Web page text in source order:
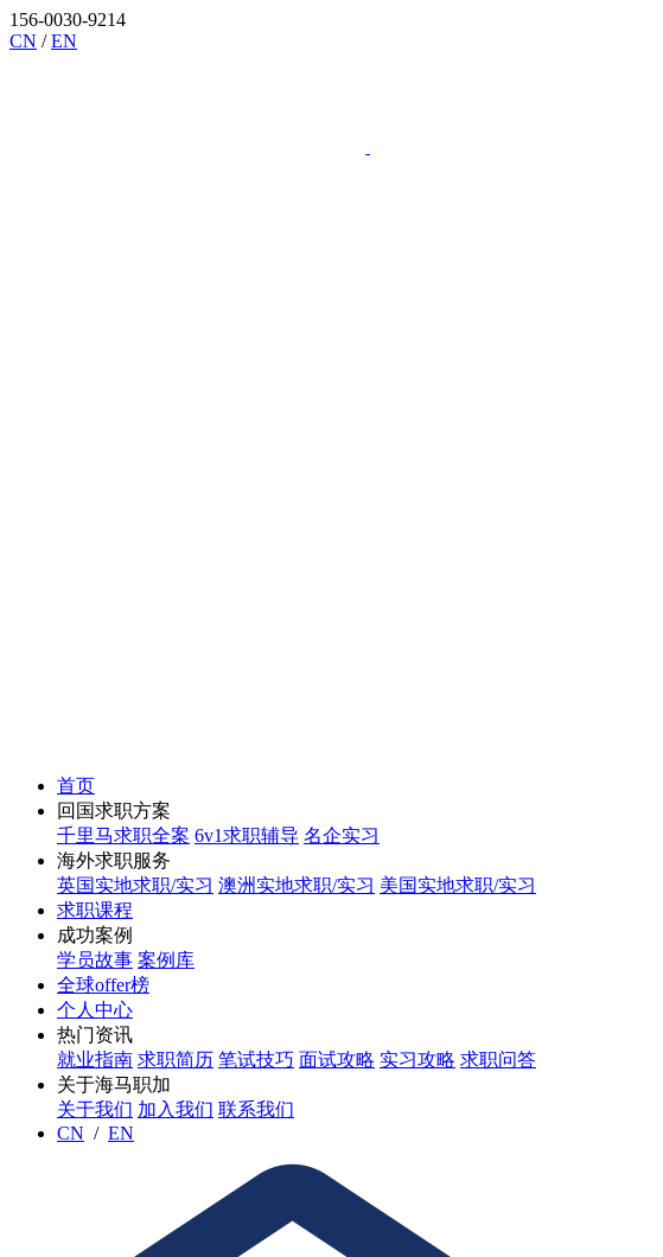
156-0030-9214
CN /EN
首页
回国求职方案
千里马求职全案 6v1求职辅导 名企实习
海外求职服务
英国实地求职/实习 澳洲实地求职/实习 美国实地求职/实习
求职课程
成功案例
学员故事 案例库
全球offer榜
个人中心
热门资讯
就业指南 求职简历 笔试技巧 面试攻略 实习攻略 求职问答
关于海马职加
关于我们 加入我们 联系我们
CN / EN